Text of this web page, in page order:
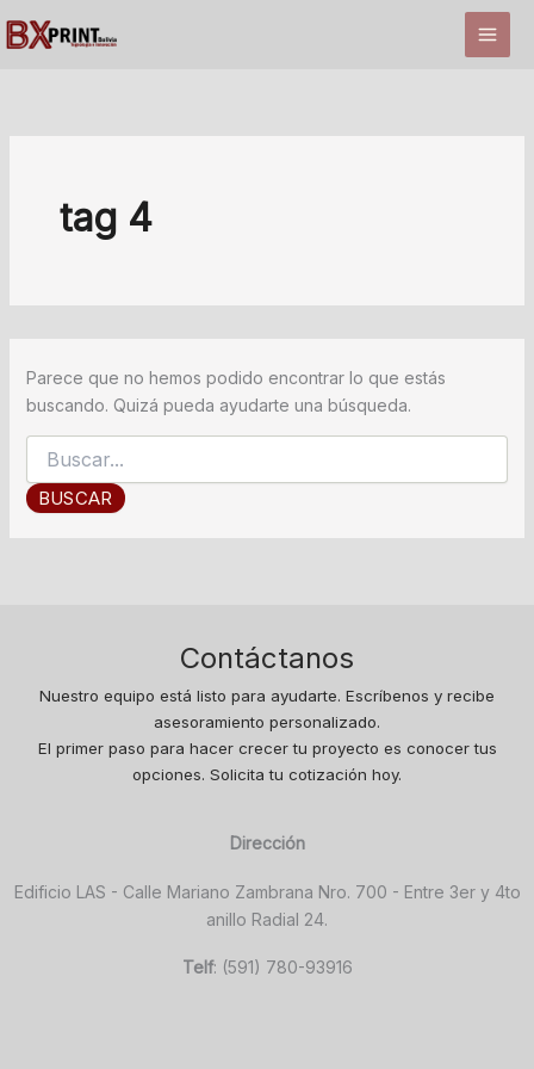
al
tag 4
Parece que no hemos podido encontrar lo que estás
buscando. Quizá pueda ayudarte una búsqueda.
por:
Contáctanos
Nuestro equipo está listo para ayudarte. Escríbenos y recibe
asesoramiento personalizado.
El primer paso para hacer crecer tu proyecto es conocer tus
opciones. Solicita tu cotización hoy.
Dirección
Edificio LAS - Calle Mariano Zambrana Nro. 700 - Entre 3er y 4to
anillo Radial 24.
Telf: (591) 780-93916